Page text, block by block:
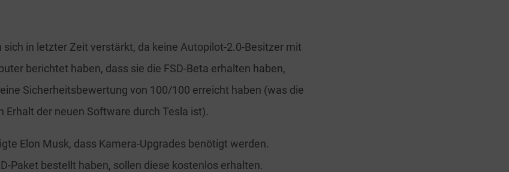
sich in letzter Zeit verstärkt, da keine Autopilot-2.0-Besitzer mit
berichtet haben, dass sie die FSD-Beta erhalten haben,
Sicherheitsbewertung von 100/100 erreicht haben (was die
Erhalt der neuen Software durch Tesla ist).
Elon Musk, dass Kamera-Upgrades benötigt werden.
Paket bestellt haben, sollen diese kostenlos erhalten.